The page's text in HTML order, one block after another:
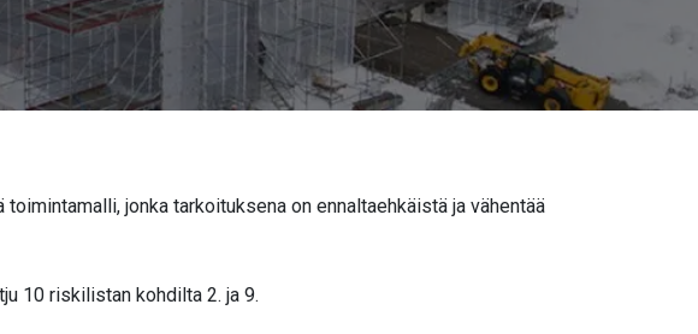
jonka tarkoituksena on ennaltaehkäistä ja vähentää
10 riskilistan kohdilta 2. ja 9.